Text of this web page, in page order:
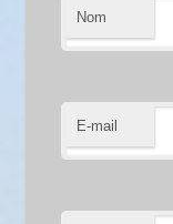
Nom
E-mail